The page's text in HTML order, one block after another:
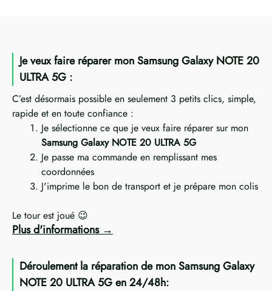
Je veux faire réparer mon Samsung Galaxy NOTE 20
ULTRA 5G :
C’est désormais possible en seulement 3 petits clics, simple,
rapide et en toute confiance :
Je sélectionne ce que je veux faire réparer sur mon
Samsung Galaxy NOTE 20 ULTRA 5G
Je passe ma commande en remplissant mes
coordonnées
J'imprime le bon de transport et je prépare mon colis
Le tour est joué 😉
Plus d'informations
Déroulement la réparation de mon Samsung Galaxy
NOTE 20 ULTRA 5G en 24/48h: